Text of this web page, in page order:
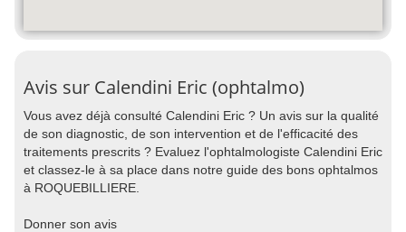
Avis sur Calendini Eric (ophtalmo)
Vous avez déjà consulté Calendini Eric ? Un avis sur la qualité
de son diagnostic, de son intervention et de l'efficacité des
traitements prescrits ? Evaluez l'ophtalmologiste Calendini Eric
et classez-le à sa place dans notre guide des bons ophtalmos
à ROQUEBILLIERE.
Donner son avis